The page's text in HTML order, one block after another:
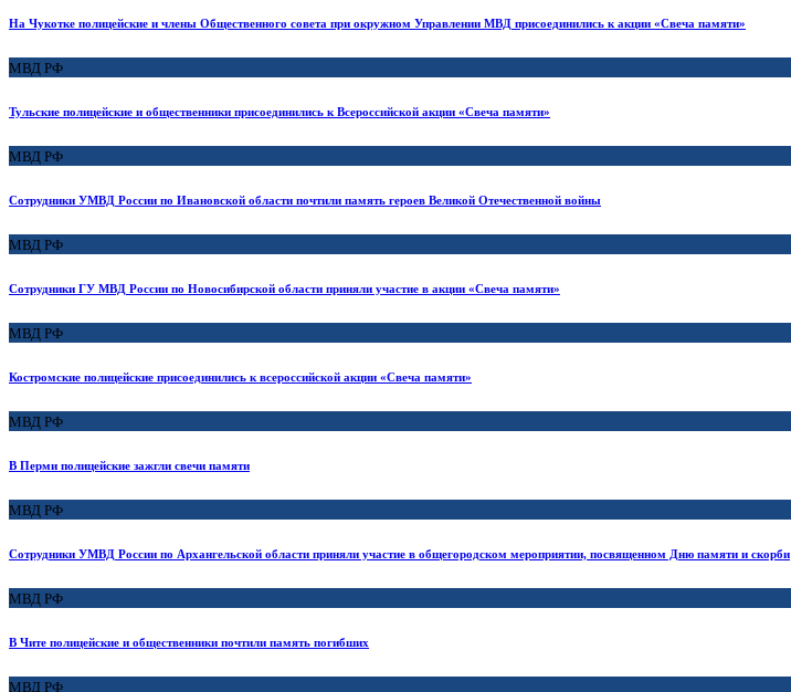
На Чукотке полицейские и члены Общественного совета при окружном Управлении МВД присоединились к акции «Свеча памяти»
МВД РФ
Тульские полицейские и общественники присоединились к Всероссийской акции «Свеча памяти»
МВД РФ
Сотрудники УМВД России по Ивановской области почтили память героев Великой Отечественной войны
МВД РФ
Сотрудники ГУ МВД России по Новосибирской области приняли участие в акции «Свеча памяти»
МВД РФ
Костромские полицейские присоединились к всероссийской акции «Свеча памяти»
МВД РФ
В Перми полицейские зажгли свечи памяти
МВД РФ
Сотрудники УМВД России по Архангельской области приняли участие в общегородском мероприятии, посвященном Дню памяти и скорби
МВД РФ
В Чите полицейские и общественники почтили память погибших
МВД РФ